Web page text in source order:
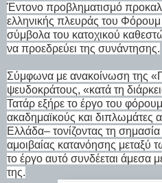
Έντονο προβληματισμό
ελληνικής πλευράς του
σύμβολα του κατοχικού
να προεδρεύει της συνάντησης.
Σύμφωνα με ανακοίνωση της
ψευδοκράτους, «κατά τη
Τατάρ εξήρε το έργο του
ακαδημαϊκούς και διπλωμάτες
Ελλάδα– τονίζοντας τη
αμοιβαίας κατανόησης
το έργο αυτό συνδέεται άμεσα
της.